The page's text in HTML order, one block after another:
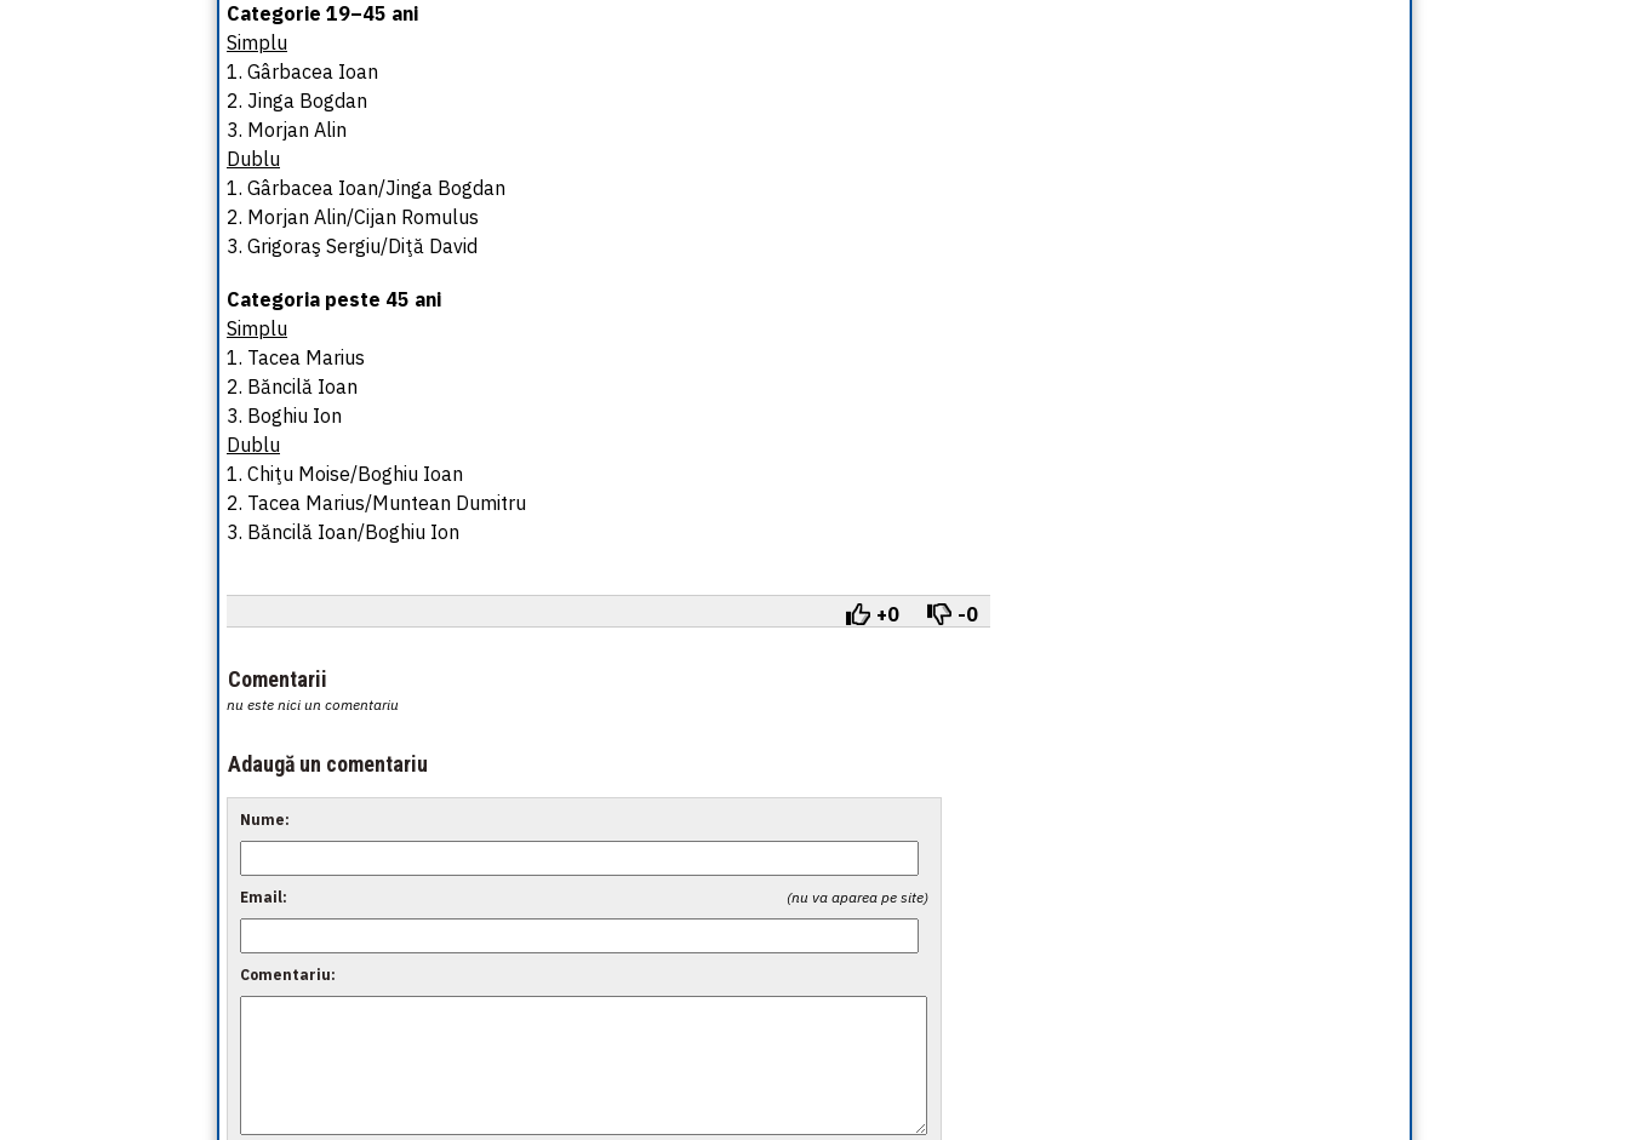
Categorie 19–45 ani
Simplu
1. Gârbacea Ioan
2. Jinga Bogdan
3. Morjan Alin
Dublu
1. Gârbacea Ioan/Jinga Bogdan
2. Morjan Alin/Cijan Romulus
3. Grigoraş Sergiu/Diţă David
Categoria peste 45 ani
Simplu
1. Tacea Marius
2. Băncilă Ioan
3. Boghiu Ion
Dublu
1. Chiţu Moise/Boghiu Ioan
2. Tacea Marius/Muntean Dumitru
3. Băncilă Ioan/Boghiu Ion
+0 -0
Comentarii
nu este nici un comentariu
Adaugă un comentariu
Nume:
(nu va aparea pe site)
Email:
Comentariu: